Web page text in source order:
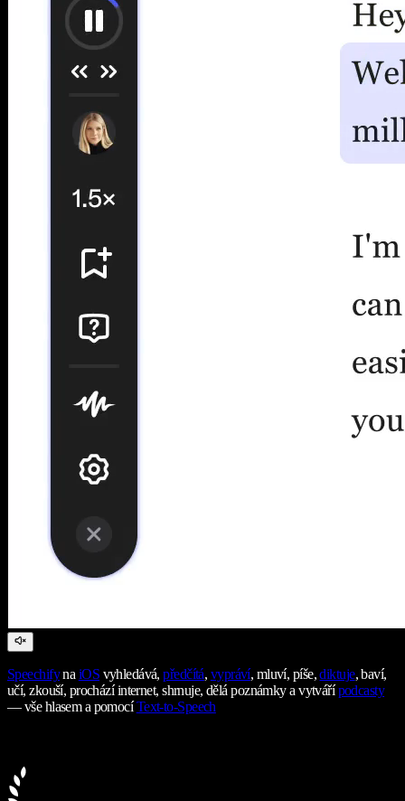
SpeechifynaiOS vyhledává,předčítá, vypráví, mluví, píše,diktuje, baví,
učí, zkouší, prochází internet, shrnuje, dělá poznámky a vytvářípodcasty
— vše hlasem a pomocíText-to-Speech